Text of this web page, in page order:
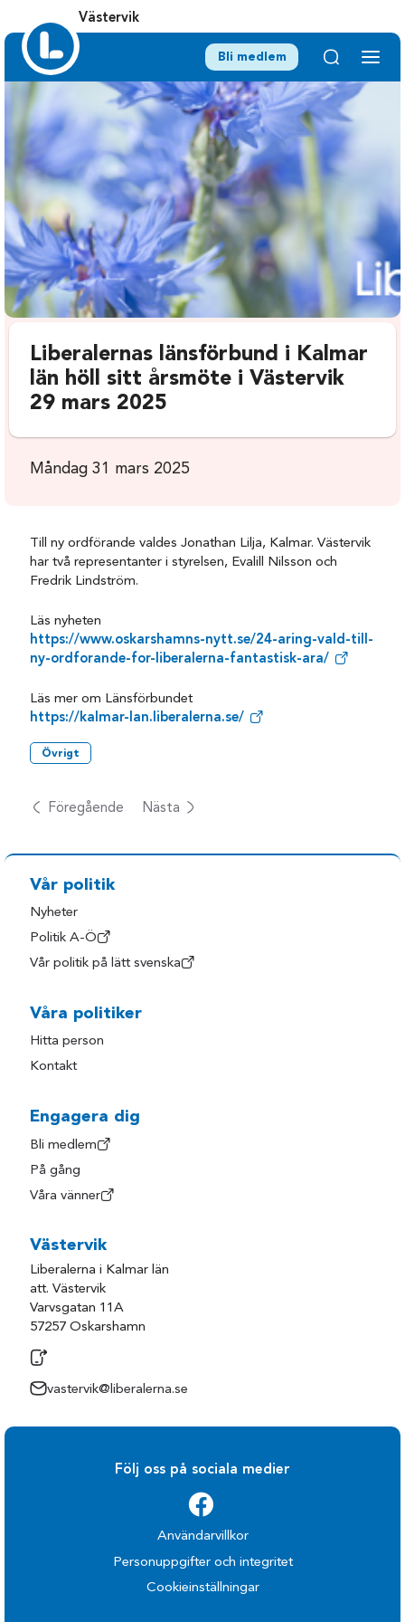
Västervik
Bli medlem
Liberalernas länsförbund i Kalmar
län höll sitt årsmöte i Västervik
29 mars 2025
Måndag 31 mars 2025
Till ny ordförande valdes Jonathan Lilja, Kalmar. Västervik
har två representanter i styrelsen, Evalill Nilsson och
Fredrik Lindström.
Läs nyheten
https://www.oskarshamns-nytt.se/24-aring-vald-till-
ny-ordforande-for-liberalerna-fantastisk-ara/
Läs mer om Länsförbundet
https://kalmar-lan.liberalerna.se/
Övrigt
Föregående Nästa
Vår politik
Nyheter
Politik A-Ö
Vår politik på lätt svenska
Våra politiker
Hitta person
Kontakt
Engagera dig
Bli medlem
På gång
Våra vänner
Västervik
Liberalerna i Kalmar län
att. Västervik
Varvsgatan 11A
57257 Oskarshamn
vastervik@liberalerna.se
Följ oss på sociala medier
Användarvillkor
Personuppgifter och integritet
Cookieinställningar